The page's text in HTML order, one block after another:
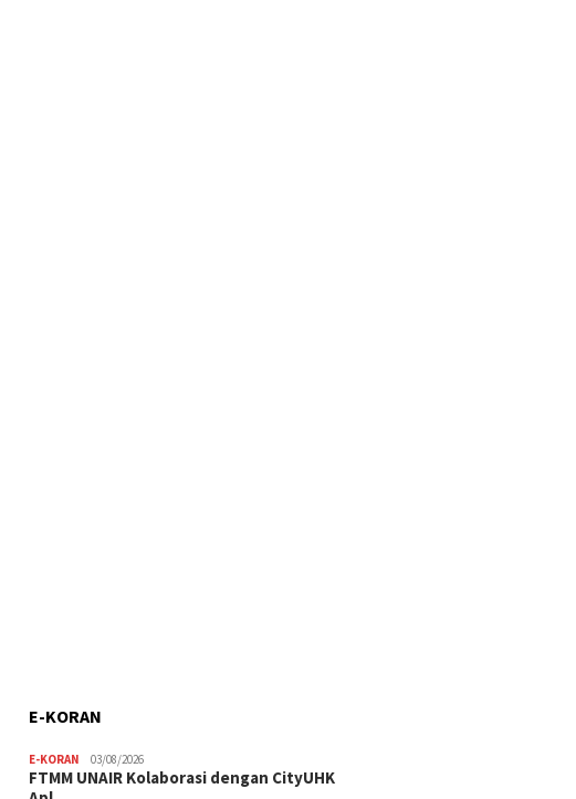
E-KORAN
E-KORAN 03/08/2026
FTMM UNAIR Kolaborasi dengan CityUHK